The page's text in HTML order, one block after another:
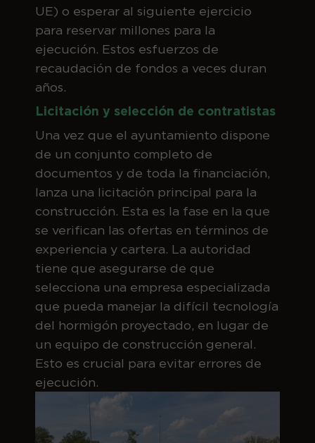
UE) o esperar al siguiente ejercicio
para reservar millones para la
ejecución. Estos esfuerzos de
recaudación de fondos a veces duran
años.
Licitación y selección de contratistas
Una vez que el ayuntamiento dispone
de un conjunto completo de
documentos y de toda la financiación,
lanza una licitación principal para la
construcción. Esta es la fase en la que
se verifican las ofertas en términos de
experiencia y cartera. La autoridad
tiene que asegurarse de que
selecciona una empresa especializada
que pueda manejar la difícil tecnología
del hormigón proyectado, en lugar de
un equipo de construcción general.
Esto es crucial para evitar errores de
ejecución.